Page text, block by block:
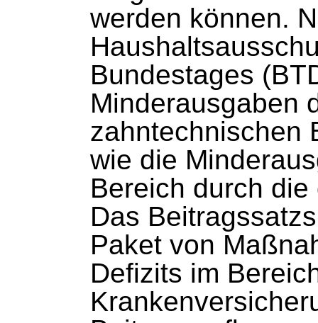
werden können.
Bundestages
Minderausgaben
zahntechnischen
wie die
Bereich durch
Das
Paket von
Defizits im